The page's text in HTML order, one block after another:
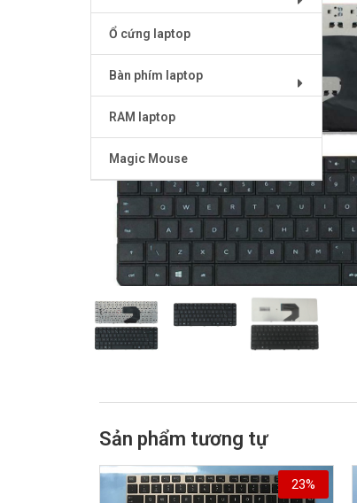
Ổ cứng laptop
Bàn phím laptop
RAM laptop
Magic Mouse
Sản phẩm tương tự
23%